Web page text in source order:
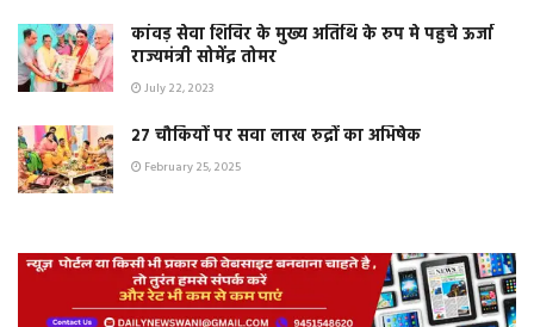
कांवड़ सेवा शिविर के मुख्य अतिथि के रुप मे पहुचे ऊर्जा
राज्यमंत्री सोमेंद्र तोमर
July 22, 2023
२७ चौकियों पर सवा लाख रुद्रों का अभिषेक
February 25, 2025